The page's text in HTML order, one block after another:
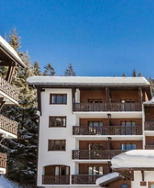
verse broodjes die je bij
bestelservice. De hele
over de piste gekomen.
terugkomt, is het fijn
met een warme choco of
ontspanning nodig? Kom
met onder andere een
en hamam of sport je
een bijbetaling kun je je
verschillende massages
Des Cimes'.